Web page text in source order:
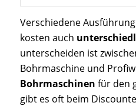
Verschiedene
kosten auch
unterscheiden ist
Bohrmaschine und
Bohrmaschinen für den
gibt es oft beim